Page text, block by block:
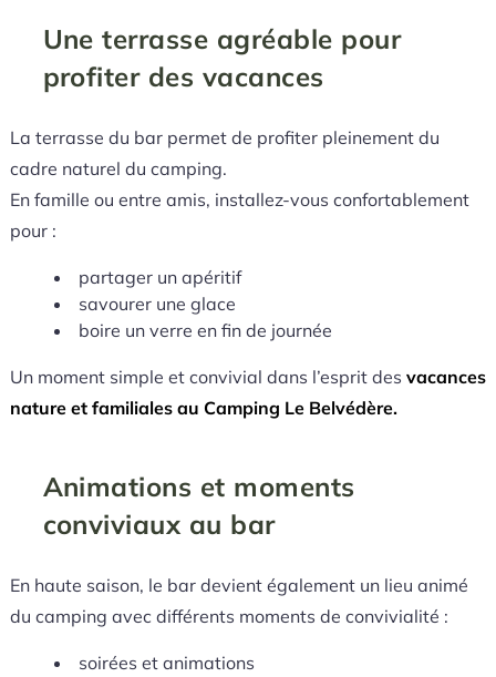
Une terrasse agréable pour
profiter des vacances
La terrasse du bar permet de profiter pleinement du
cadre naturel du camping.
En famille ou entre amis, installez-vous confortablement
pour :
partager un apéritif
savourer une glace
boire un verre en fin de journée
Un moment simple et convivial dans l’esprit des vacances
nature et familiales au Camping Le Belvédère.
Animations et moments
conviviaux au bar
En haute saison, le bar devient également un lieu animé
du camping avec différents moments de convivialité :
soirées et animations